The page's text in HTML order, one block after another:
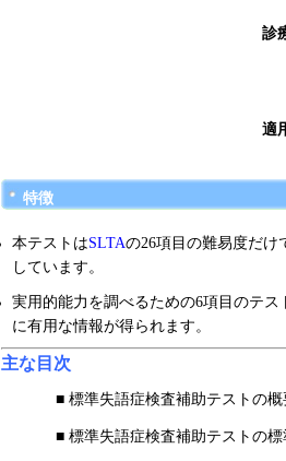
診
適
特徴
本テストはSLTAの26項目の難易度だけ
しています。
実用的能力を調べるための6項目のテ
に有用な情報が得られます。
主な目次
■ 標準失語症検査補助テストの概
■ 標準失語症検査補助テストの